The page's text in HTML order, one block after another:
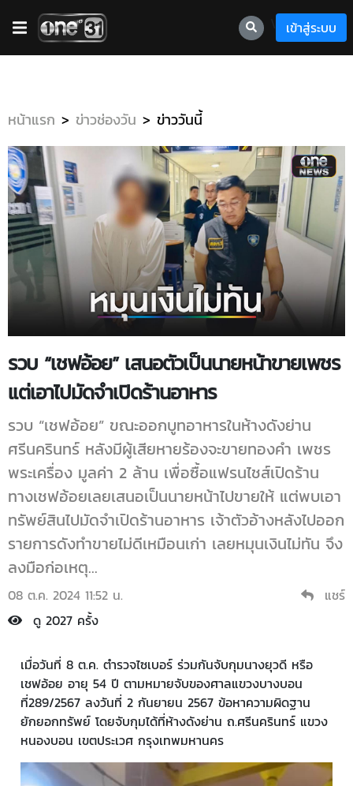
เข้าสู่ระบบ
หน้าแรก ข่าวช่องวัน ข่าววันนี้
รวบ “เชฟอ้อย” เสนอตัวเป็นนายหน้าขายเพชร
แต่เอาไปมัดจำเปิดร้านอาหาร
รวบ “เชฟอ้อย” ขณะออกบูทอาหารในห้างดังย่าน
ศรีนครินทร์ หลังมีผู้เสียหายร้องจะขายทองคำ เพชร
พระเครื่อง มูลค่า 2 ล้าน เพื่อซื้อแฟรนไชส์เปิดร้าน
ทางเชฟอ้อยเลยเสนอเป็นนายหน้าไปขายให้ แต่พบเอา
ทรัพย์สินไปมัดจำเปิดร้านอาหาร เจ้าตัวอ้างหลังไปออก
รายการดังทำขายไม่ดีเหมือนเก่า เลยหมุนเงินไม่ทัน จึง
ลงมือก่อเหตุ...
08 ต.ค. 2024 11:52 น.
แชร์
ดู 2027 ครั้ง
เมื่อวันที่ 8 ต.ค. ตำรวจไซเบอร์ ร่วมกันจับกุมนางยุวดี หรือ
เชฟอ้อย อายุ 54 ปี ตามหมายจับของศาลแขวงบางบอน
ที่289/2567 ลงวันที่ 2 กันยายน 2567 ข้อหาความผิดฐาน
ยักยอกทรัพย์ โดยจับกุมได้ที่ห้างดังย่าน ถ.ศรีนครินทร์ แขวง
หนองบอน เขตประเวศ กรุงเทพมหานคร